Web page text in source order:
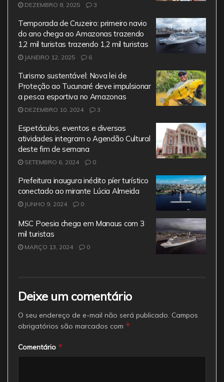
k
DEZEMBRO 8, 2025 3
Temporada de Cruzeiro: primeiro navio
do ano chega ao Amazonas trazendo
1,2 mil turistas trazendo 1,2 mil turistas
JANEIRO 12, 2025 6
Turismo sustentável: Nova lei de
Proteção ao Tucunaré deve impulsionar
a pesca esportiva no Amazonas
DEZEMBRO 10, 2024 3
Espetáculos, eventos e diversas
atividades integram o Agendão Cultural
deste fim de semana
SETEMBRO 6, 2024 0
Prefeitura inaugura inédito píer turístico
conectado ao mirante Lúcia Almeida
JUNHO 9, 2024 0
MSC Poesia chega em Manaus com 3
mil turistas
MARÇO 13, 2024 0
Deixe um comentário
O seu endereço de e-mail não será publicado. Campos
obrigatórios são marcados com *
Comentário *